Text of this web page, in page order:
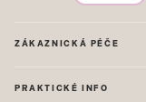
ZÁKAZNICKÁ PÉČE
Časté dotazy
PRAKTICKÉ INFO